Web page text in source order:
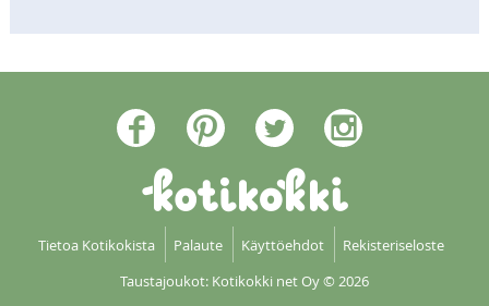
Tietoa Kotikokista Palaute Käyttöehdot
Rekisteriseloste
Taustajoukot: Kotikokki net Oy© 2026